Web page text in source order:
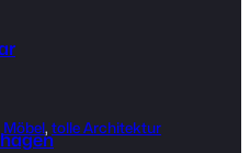
Möbel, tolle Architektur